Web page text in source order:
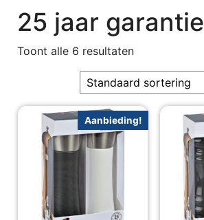
25 jaar garantie
Toont alle 6 resultaten
Aanbieding!